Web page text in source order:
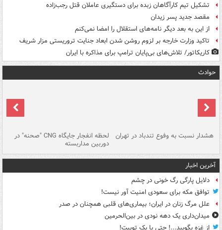
تشکیل تیم کارآگاهان زبده برای دستگیری عاملان قتل رجب‌زاده
مقصد جدید پسر زیدان
از این به بعد دیگر نامه‌های استقلال را امضا نمی‌کنم
تاکید وزارت خارجه بر لزوم روشن شدن ابعاد جنایت تروریستی مزار شریف
کاریکاتور/ تلاش‌های بی‌پایان ترامپ برای مذاکره با ایران
حوادث
هشدار نسبت به وفوع تندباد در تهران لحظه انفجار جایگاه CNG "صحنه" در
دوربین مداربسته
آخرین اخبار
دلایل پارگی رگ خونی در چشم
توافق مکه برای سعودی امنیت آور نیست!
علل مرگ زنان در ایران؛ بیماری‌های قلبی همچنان در صدر
میدان‌داری یک دهه نودی در بین‌الحرمین
از غزه بگویید...! حتی با یک توییت!